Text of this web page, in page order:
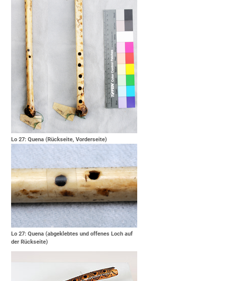
Lo 27: Quena (Rückseite, Vorderseite)
Lo 27: Quena (abgeklebtes und offenes Loch auf
der Rückseite)